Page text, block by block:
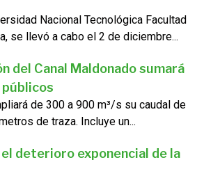
Nacional Tecnológica Facultad
se llevó a cabo el 2 de diciembre...
del Canal Maldonado sumará
públicos
de 300 a 900 m³/s su caudal de
de traza. Incluye un...
deterioro exponencial de la